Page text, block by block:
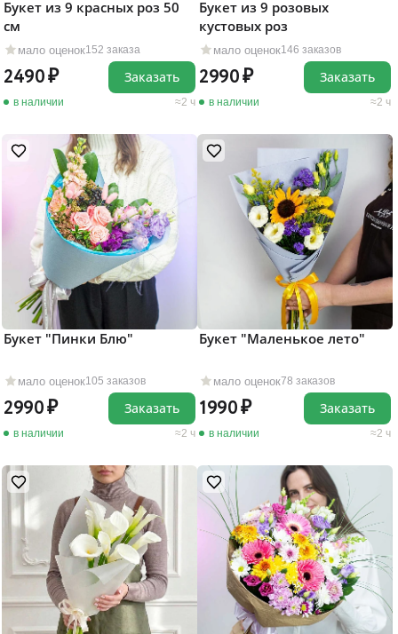
мало оценок152 заказа
Букет из 9 красных роз 50
см
2490
в наличии 2 ч
Заказать
мало оценок146 заказов
Букет из 9 розовых
кустовых роз
2990
в наличии 2 ч
Заказать
мало оценок105 заказов
Букет "Пинки Блю"
2990
в наличии 2 ч
Заказать
мало оценок78 заказов
Букет "Маленькое лето"
1990
в наличии 2 ч
Заказать